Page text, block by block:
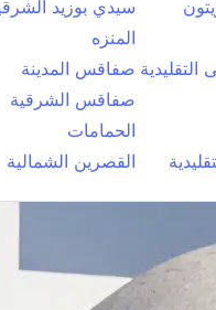
سيدي بوزيد
المنزه
صفاقس المدينة
صفاقس الشرقية
الحمامات
القصرين الشمالية